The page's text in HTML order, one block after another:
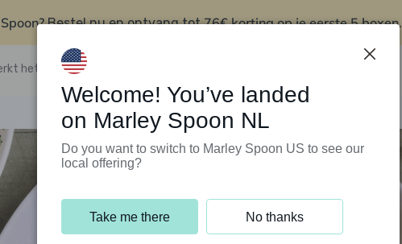
Bestel nu en ontvang tot76€ korting op je eerste 5 boxen.
het Klantenservice
Welcome! You’ve landed
on Marley Spoon NL
Do you want to switch to Marley Spoon US to see our
local offering?
Take me there No thanks